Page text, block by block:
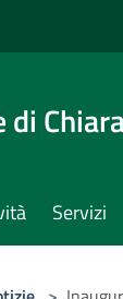
di
Servizi